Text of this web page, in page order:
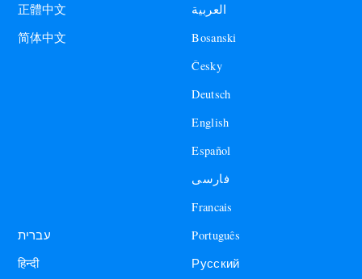
正體中文
简体中文
العربية
Bosanski
Česky
Deutsch
English
Español
فارسی
Francais
עברית
हिन्दी
Português
Русский